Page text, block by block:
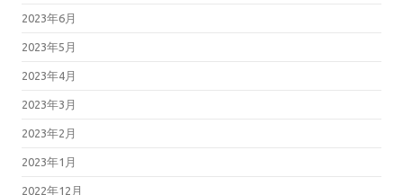
2023年6月
2023年5月
2023年4月
2023年3月
2023年2月
2023年1月
2022年12月